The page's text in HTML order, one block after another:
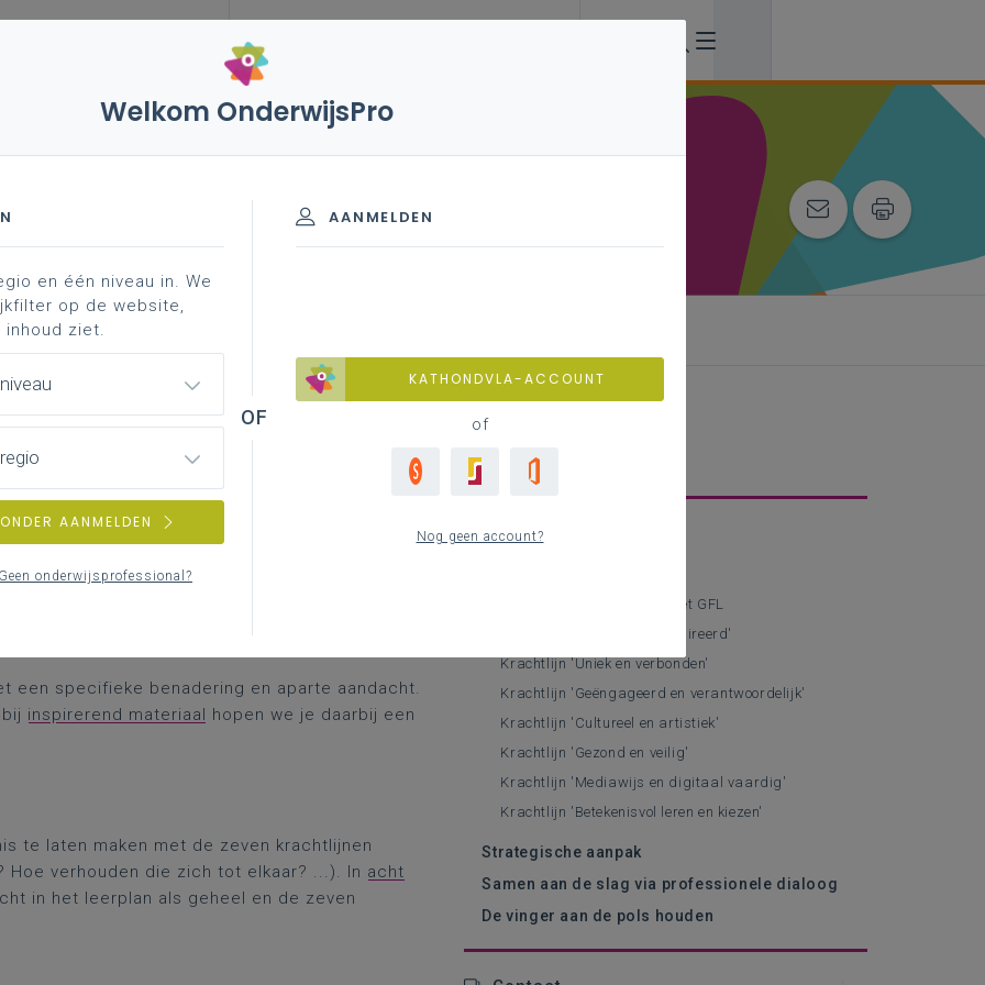
vakken en leerplannen 1ste graad
en derde graad
basisinformatie
leerplan - 1ste, 2de en 3de
inspirerend materiaal
Basisinformatie
Situering en opbouw van het GFL
Krachtlijn 'Zinrijk en geïnspireerd'
Krachtlijn 'Uniek en verbonden'
Krachtlijn 'Geëngageerd en verantwoordelijk'
Krachtlijn 'Cultureel en artistiek'
Krachtlijn 'Gezond en veilig'
Krachtlijn 'Mediawijs en digitaal vaardig'
Krachtlijn 'Betekenisvol leren en kiezen'
Strategische aanpak
Samen aan de slag via professionele dialoog
De vinger aan de pols houden
kennismaken met het Gemeenschappelijk
zeven krachtlijnen doelen en wenken om, jaar
van elke leerling. Als leraar kun je
via filmpjes en vind je bij
is vooral de informatie over
vinger aan de pols houden interessant. Je vindt
een specifieke benadering en aparte aandacht.
inspirerend materiaal hopen we je daarbij een
te laten maken met de zeven krachtlijnen
Hoe verhouden die zich tot elkaar? ...). In acht
in het leerplan als geheel en de zeven
Welkom OnderwijsPro
AANMELDEN
KATHONDVLA-ACCOUNT
of
Nog geen account?
en één niveau in. We
op de website,
ziet.
AANMELDEN
Geen onderwijsprofessional?